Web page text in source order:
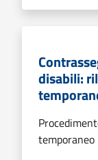
disabili:
temporaneo